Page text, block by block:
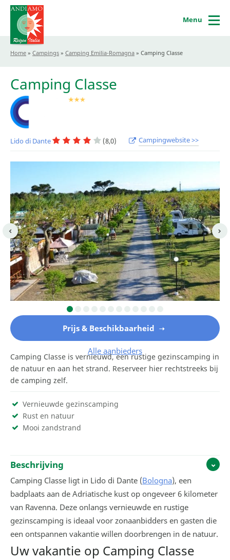
Menu
Home » Campings » Camping Emilia-Romagna » Camping Classe
Camping Classe
Lido di Dante (8,0) Campingwebsite >>
Prijs & Beschikbaarheid
Alle aanbieders
Camping Classe is vernieuwd, een rustige gezinscamping in
de natuur en aan het strand. Reserveer hier rechtstreeks bij
de camping zelf.
Vernieuwde gezinscamping
Rust en natuur
Mooi zandstrand
Beschrijving
Camping Classe ligt in Lido di Dante (Bologna), een
badplaats aan de Adriatische kust op ongeveer 6 kilometer
van Ravenna. Deze onlangs vernieuwde en rustige
gezinscamping is ideaal voor zonaanbidders en gasten die
een ontspannen vakantie willen doorbrengen in de natuur.
Uw vakantie op Camping Classe